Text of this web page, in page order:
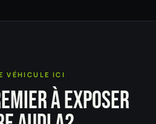
VÉHICULE ICI
À EXPOSER